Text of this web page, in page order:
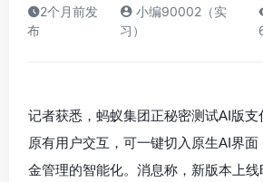
2个月前发
布
小编90002（实
习）
记者获悉，蚂蚁集团正秘密测试AI版
原有用户交互，可一键切入原生AI界
金管理的智能化。消息称，新版本上